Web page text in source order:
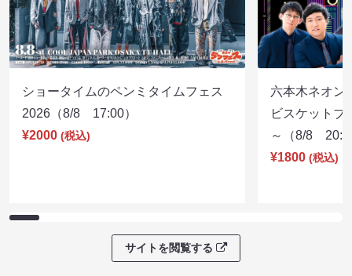
ショータイムのペンミタイムフェス
2026（8/8 17:00）
¥2000 (税込)
六本木ネオン
ビスケットブ
～（8/8
¥1800 (税込)
サイトを閲覧する